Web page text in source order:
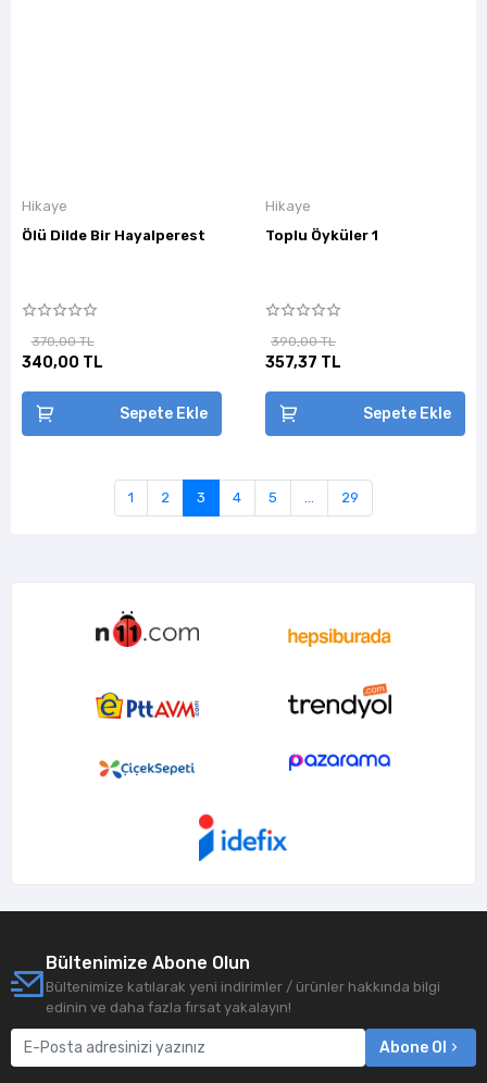
Hikaye
Ölü Dilde Bir Hayalperest
370,00 TL
340,00 TL
Sepete Ekle
Hikaye
Toplu Öyküler 1
390,00 TL
357,37 TL
Sepete Ekle
1 2 3 4 5 ... 29
Bültenimize Abone Olun
Bültenimize katılarak yeni indirimler / ürünler hakkında bilgi
edinin ve daha fazla fırsat yakalayın!
Abone Ol